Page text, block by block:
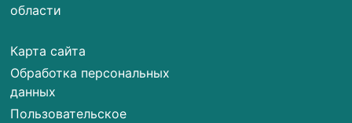
области
Карта сайта
Обработка персональных
данных
Пользовательское